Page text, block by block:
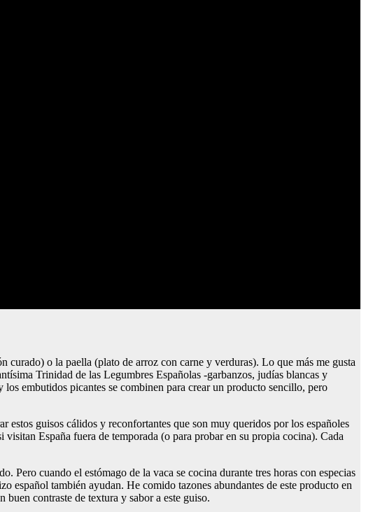
o la paella (plato de arroz con carne y verduras). Lo que más me gusta
Trinidad de las Legumbres Españolas -garbanzos, judías blancas y
embutidos picantes se combinen para crear un producto sencillo, pero
estos guisos cálidos y reconfortantes que son muy queridos por los españoles
España fuera de temporada (o para probar en su propia cocina). Cada
Pero cuando el estómago de la vaca se cocina durante tres horas con especias
español también ayudan. He comido tazones abundantes de este producto en
contraste de textura y sabor a este guiso.